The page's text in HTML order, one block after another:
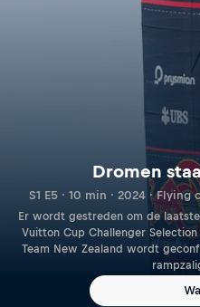
Dromen
S1 E5 · 10 min · 2024 · Flying
Er wordt gestreden om de
Vuitton Cup Challenger
Team New Zealand wordt